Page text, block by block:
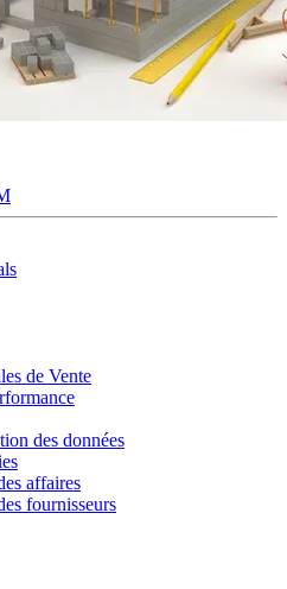
de Vente
des données
affaires
fournisseurs